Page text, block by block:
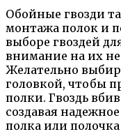
Обойные гвозди
монтажа полок и
выборе гвоздей
внимание на их
Желательно
головкой, чтобы
полки. Гвоздь
создавая
полка или полочка